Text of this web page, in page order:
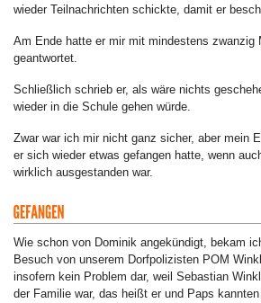
wieder Teilnachrichten schickte, damit er
Am Ende hatte er mir mit mindestens zwanzig
geantwortet.
Schließlich schrieb er, als wäre nichts
wieder in die Schule gehen würde.
Zwar war ich mir nicht ganz sicher, aber mein
er sich wieder etwas gefangen hatte, wenn
wirklich ausgestanden war.
Wie schon von Dominik angekündigt, bekam
Besuch von unserem Dorfpolizisten POM
insofern kein Problem dar, weil Sebastian
der Familie war, das heißt er und Paps